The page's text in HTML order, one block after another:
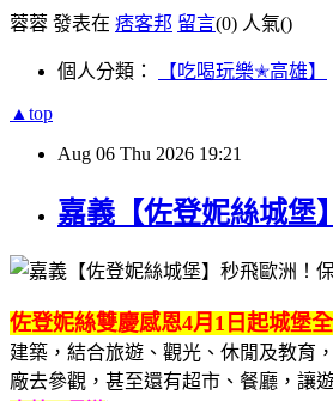
蓉蓉 發表在 痞客邦 留言(0) 人氣()
個人分類： 【吃喝玩樂✭高雄】
▲top
Aug 06 Thu 2026 19:21
嘉義【佐登妮絲城堡
佐登妮絲雙慶感恩4月1日起城堡
建築，結合旅遊、觀光、休閒及教育
廠去參觀，甚至還有超市、餐廳，讓